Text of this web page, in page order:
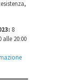
8
20:00